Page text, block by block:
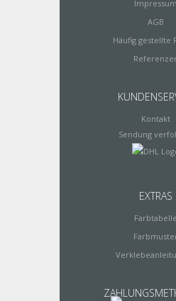
Impressum
AGB
Häufig gestellte
Kontakt
Sendung
EXTRAS
Farbtabelle